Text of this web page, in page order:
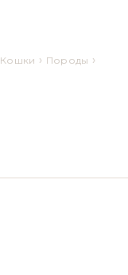
Кошки › Породы ›